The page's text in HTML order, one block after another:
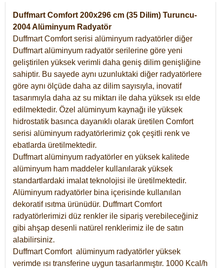
Duffmart Comfort 200x296 cm (35 Dilim) Turuncu-
2004 Alüminyum Radyatör
Duffmart Comfort serisi alüminyum radyatörler diğer
Duffmart alüminyum radyatör serilerine göre yeni
geliştirilen yüksek verimli daha geniş dilim genişliğine
sahiptir. Bu sayede aynı uzunluktaki diğer radyatörlere
göre aynı ölçüde daha az dilim sayısıyla, inovatif
tasarımıyla daha az su miktarı ile daha yüksek ısı elde
edilmektedir. Özel alüminyum kaynağı ile yüksek
hidrostatik basınca dayanıklı olarak üretilen Comfort
serisi alüminyum radyatörlerimiz çok çeşitli renk ve
ebatlarda üretilmektedir.
Duffmart alüminyum radyatörler en yüksek kalitede
alüminyum ham maddeler kullanılarak yüksek
standartlardaki imalat teknolojisi ile üretilmektedir.
Alüminyum radyatörler bina içerisinde kullanılan
dekoratif ısıtma ürünüdür. Duffmart Comfort
radyatörlerimizi düz renkler ile sipariş verebileceğiniz
gibi ahşap desenli natürel renklerimiz ile de satın
alabilirsiniz.
Duffmart Comfort alüminyum radyatörler yüksek
verimde ısı transferine uygun tasarlanmıştır. 1000 Kcal/h